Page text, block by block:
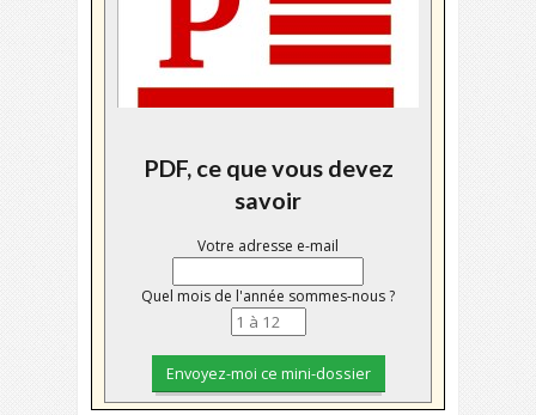
PDF, ce que vous devez
savoir
Votre adresse e-mail
Quel mois de l'année sommes-nous ?